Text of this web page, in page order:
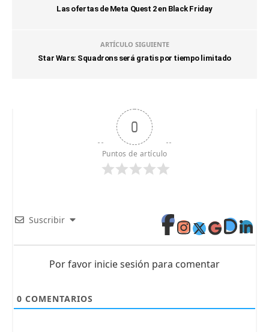
Las ofertas de Meta Quest 2 en Black Friday
ARTÍCULO SIGUIENTE
Star Wars: Squadrons será gratis por tiempo limitado
0
Puntos de artículo
Suscribir
Por favor inicie sesión para comentar
0 COMENTARIOS